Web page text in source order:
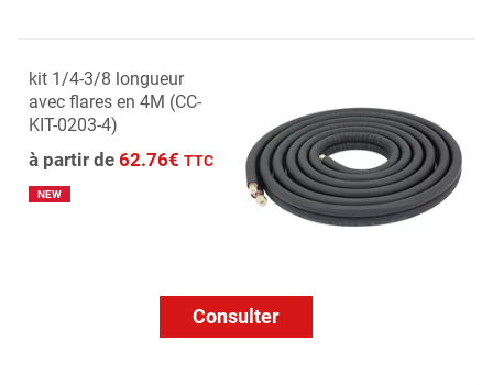
kit 1/4-3/8 longueur
avec flares en 4M (CC-
KIT-0203-4)
à partir de 62.76€ TTC
NEW
Consulter